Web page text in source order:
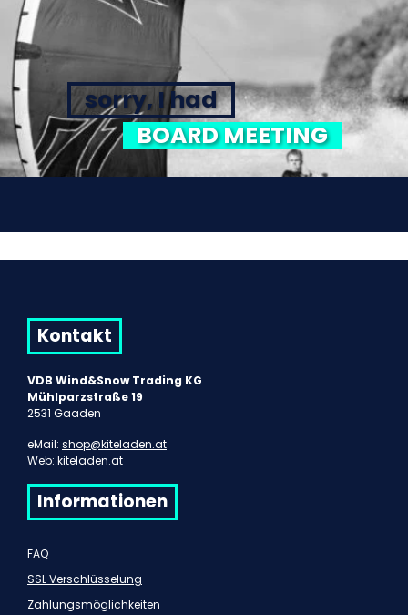
sorry, I had
BOARD MEETING
Kontakt
VDB Wind&Snow Trading KG
Mühlparzstraße 19
2531 Gaaden
eMail: shop@kiteladen.at
Web: kiteladen.at
Informationen
FAQ
SSL Verschlüsselung
Zahlungsmöglichkeiten